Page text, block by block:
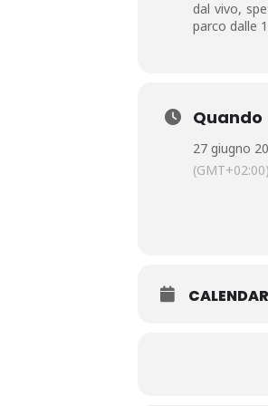
dal vivo,
parco dalle
Quando
27 giugno
(GMT+02:00)